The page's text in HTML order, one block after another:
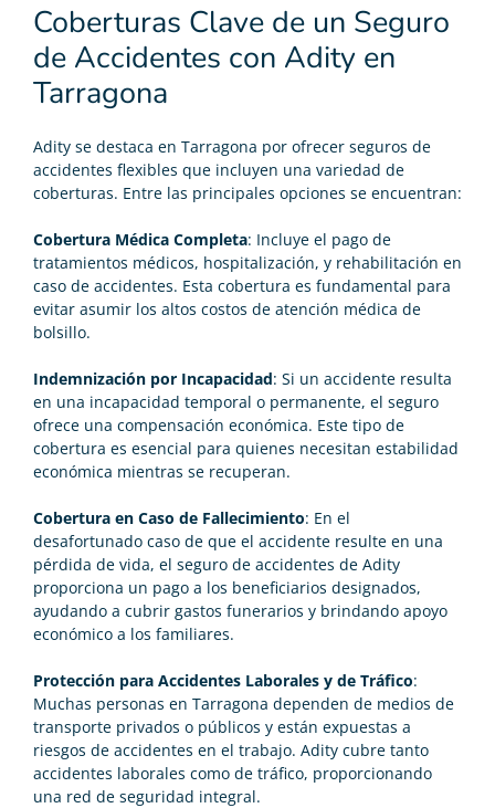
Coberturas Clave de un Seguro
de Accidentes con Adity en
Tarragona
Adity se destaca en Tarragona por ofrecer seguros de
accidentes flexibles que incluyen una variedad de
coberturas. Entre las principales opciones se encuentran:
Cobertura Médica Completa: Incluye el pago de
tratamientos médicos, hospitalización, y rehabilitación en
caso de accidentes. Esta cobertura es fundamental para
evitar asumir los altos costos de atención médica de
bolsillo.
Indemnización por Incapacidad: Si un accidente resulta
en una incapacidad temporal o permanente, el seguro
ofrece una compensación económica. Este tipo de
cobertura es esencial para quienes necesitan estabilidad
económica mientras se recuperan.
Cobertura en Caso de Fallecimiento: En el
desafortunado caso de que el accidente resulte en una
pérdida de vida, el seguro de accidentes de Adity
proporciona un pago a los beneficiarios designados,
ayudando a cubrir gastos funerarios y brindando apoyo
económico a los familiares.
Protección para Accidentes Laborales y de Tráfico:
Muchas personas en Tarragona dependen de medios de
transporte privados o públicos y están expuestas a
riesgos de accidentes en el trabajo. Adity cubre tanto
accidentes laborales como de tráfico, proporcionando
una red de seguridad integral.